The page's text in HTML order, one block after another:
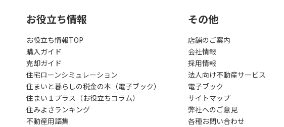
お役立ち情報
お役立ち情報TOP
購入ガイド
売却ガイド
住宅ローンシミュレーション
住まいと暮らしの税金の本（電子ブック）
住まい１プラス（お役立ちコラム）
住みよさランキング
不動産用語集
その他
店舗のご案内
会社情報
採用情報
法人向け不動産サービス
電子ブック
サイトマップ
弊社へのご意見
各種お問い合わせ